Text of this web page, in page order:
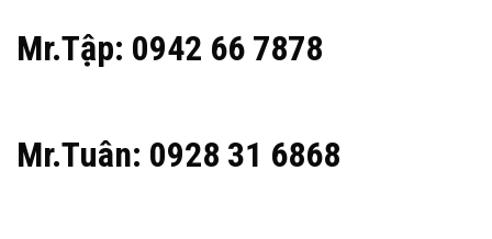
Mr.Tập: 0942 66 7878
Mr.Tuân: 0928 31 6868